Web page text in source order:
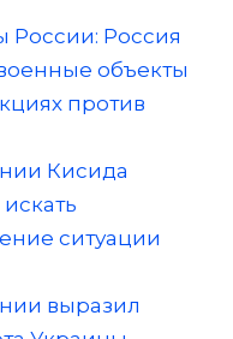
России: Россия
объекты
против
Кисида
ситуации
выразил